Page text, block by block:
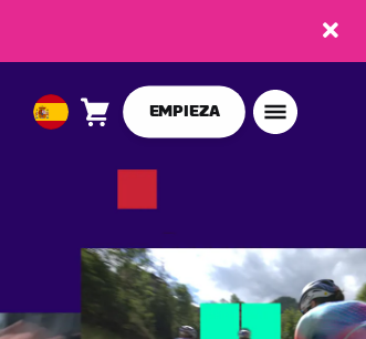
EuropeanCarro
0
EMPIEZA